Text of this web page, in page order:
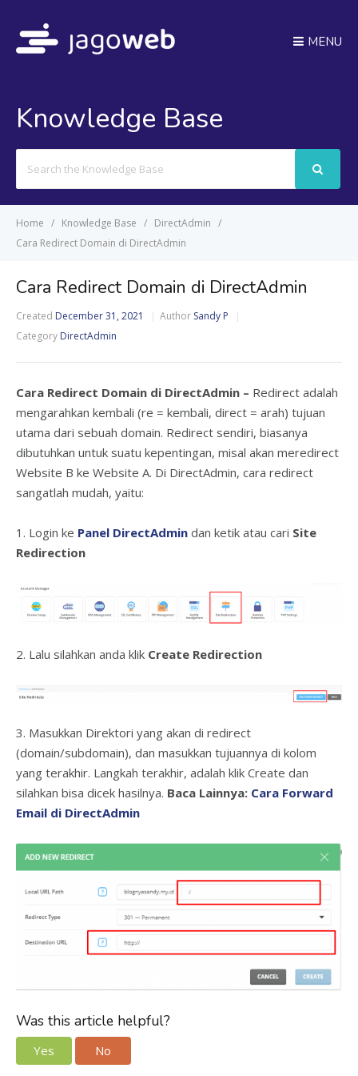
MENU
Knowledge Base
For
Home Knowledge Base
DirectAdmin
Cara Redirect Domain di DirectAdmin
Cara Redirect Domain di DirectAdmin
Created December 31, 2021 Author Sandy P
Category DirectAdmin
Cara Redirect Domain di DirectAdmin – Redirect adalah
mengarahkan kembali (re = kembali, direct = arah) tujuan
utama dari sebuah domain. Redirect sendiri, biasanya
dibutuhkan untuk suatu kepentingan, misal akan meredirect
Website B ke Website A. Di DirectAdmin, cara redirect
sangatlah mudah, yaitu:
1. Login ke Panel DirectAdmin dan ketik atau cari Site
Redirection
2. Lalu silahkan anda klik Create Redirection
3. Masukkan Direktori yang akan di redirect
(domain/subdomain), dan masukkan tujuannya di kolom
yang terakhir. Langkah terakhir, adalah klik Create dan
silahkan bisa dicek hasilnya. Baca Lainnya: Cara Forward
Email di DirectAdmin
Was this article helpful?
Yes No